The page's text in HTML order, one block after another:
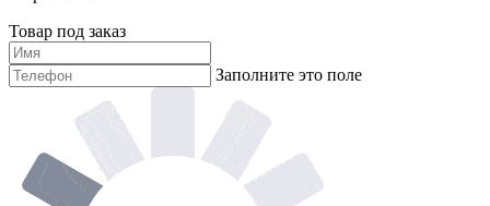
Товар под заказ
Заполните это поле